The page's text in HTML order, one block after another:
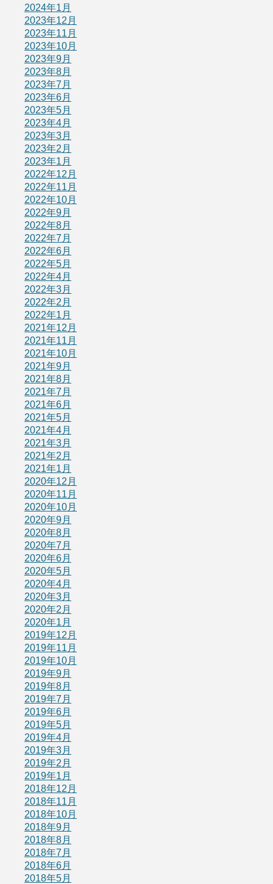
2024年1月
2023年12月
2023年11月
2023年10月
2023年9月
2023年8月
2023年7月
2023年6月
2023年5月
2023年4月
2023年3月
2023年2月
2023年1月
2022年12月
2022年11月
2022年10月
2022年9月
2022年8月
2022年7月
2022年6月
2022年5月
2022年4月
2022年3月
2022年2月
2022年1月
2021年12月
2021年11月
2021年10月
2021年9月
2021年8月
2021年7月
2021年6月
2021年5月
2021年4月
2021年3月
2021年2月
2021年1月
2020年12月
2020年11月
2020年10月
2020年9月
2020年8月
2020年7月
2020年6月
2020年5月
2020年4月
2020年3月
2020年2月
2020年1月
2019年12月
2019年11月
2019年10月
2019年9月
2019年8月
2019年7月
2019年6月
2019年5月
2019年4月
2019年3月
2019年2月
2019年1月
2018年12月
2018年11月
2018年10月
2018年9月
2018年8月
2018年7月
2018年6月
2018年5月